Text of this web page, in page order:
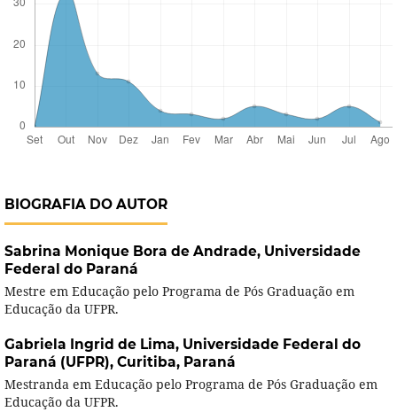
BIOGRAFIA DO AUTOR
Sabrina Monique Bora de Andrade, Universidade
Federal do Paraná
Mestre em Educação pelo Programa de Pós Graduação em
Educação da UFPR.
Gabriela Ingrid de Lima, Universidade Federal do
Paraná (UFPR), Curitiba, Paraná
Mestranda em Educação pelo Programa de Pós Graduação em
Educação da UFPR.